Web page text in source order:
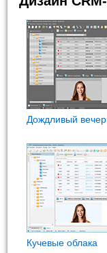
Дождливый вечер
Кучевые облака